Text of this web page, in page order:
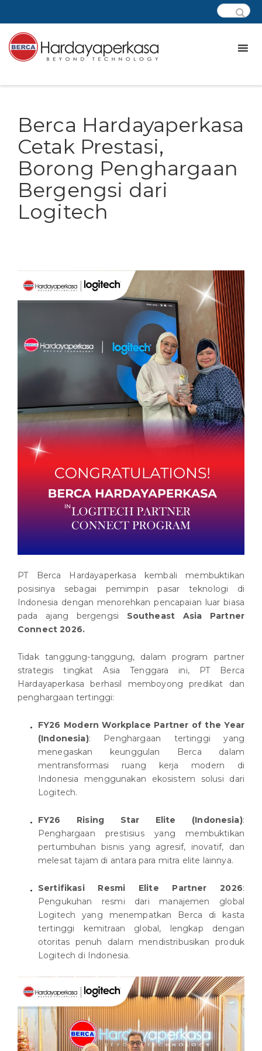
Berca Hardayaperkasa
Cetak Prestasi,
Borong Penghargaan
Bergengsi dari
Logitech
PT Berca Hardayaperkasa kembali membuktikan
posisinya sebagai pemimpin pasar teknologi di
Indonesia dengan menorehkan pencapaian luar biasa
pada ajang bergengsi Southeast Asia Partner
Connect 2026.
Tidak tanggung-tanggung, dalam program partner
strategis tingkat Asia Tenggara ini, PT Berca
Hardayaperkasa berhasil memboyong predikat dan
penghargaan tertinggi:
FY26 Modern Workplace Partner of the Year
(Indonesia): Penghargaan tertinggi yang
menegaskan keunggulan Berca dalam
mentransformasi ruang kerja modern di
Indonesia menggunakan ekosistem solusi dari
Logitech.
FY26 Rising Star Elite (Indonesia):
Penghargaan prestisius yang membuktikan
pertumbuhan bisnis yang agresif, inovatif, dan
melesat tajam di antara para mitra elite lainnya.
Sertifikasi Resmi Elite Partner 2026:
Pengukuhan resmi dari manajemen global
Logitech yang menempatkan Berca di kasta
tertinggi kemitraan global, lengkap dengan
otoritas penuh dalam mendistribusikan produk
Logitech di Indonesia.